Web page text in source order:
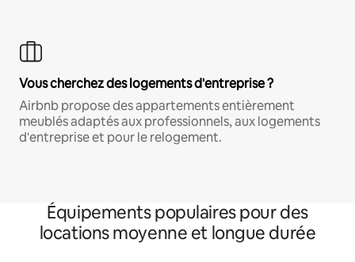
Vous cherchez des logements d'entreprise ?
Airbnb propose des appartements entièrement
meublés adaptés aux professionnels, aux logements
d'entreprise et pour le relogement.
Équipements populaires pour des
locations moyenne et longue durée